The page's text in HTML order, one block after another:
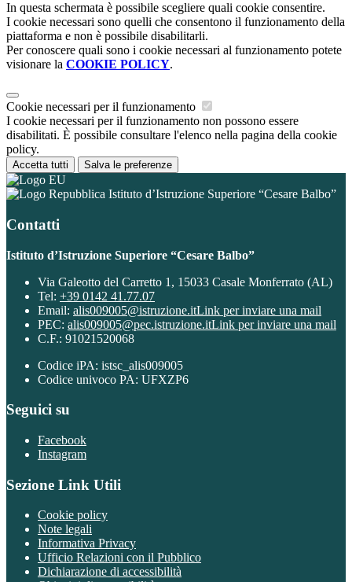
In questa schermata è possibile scegliere quali cookie consentire.
I cookie necessari sono quelli che consentono il funzionamento della
piattaforma e non è possibile disabilitarli.
Per conoscere quali sono i cookie necessari al funzionamento potete
visionare la COOKIE POLICY.
Cookie necessari per il funzionamento
I cookie necessari per il funzionamento non possono essere
disabilitati. È possibile consultare l'elenco nella pagina della cookie
policy.
Accetta tutti Salva le preferenze
Istituto d’Istruzione Superiore “Cesare Balbo”
Contatti
Istituto d’Istruzione Superiore “Cesare Balbo”
Via Galeotto del Carretto 1, 15033 Casale Monferrato (AL)
Tel: +39 0142 41.77.07
Email: alis009005@istruzione.itLink per inviare una mail
PEC: alis009005@pec.istruzione.itLink per inviare una mail
C.F.: 91021520068
Codice iPA: istsc_alis009005
Codice univoco PA: UFXZP6
Seguici su
Facebook
Instagram
Sezione Link Utili
Cookie policy
Note legali
Informativa Privacy
Ufficio Relazioni con il Pubblico
Dichiarazione di accessibilità